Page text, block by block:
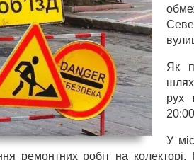
Як
рух
У
ремонтних робіт на